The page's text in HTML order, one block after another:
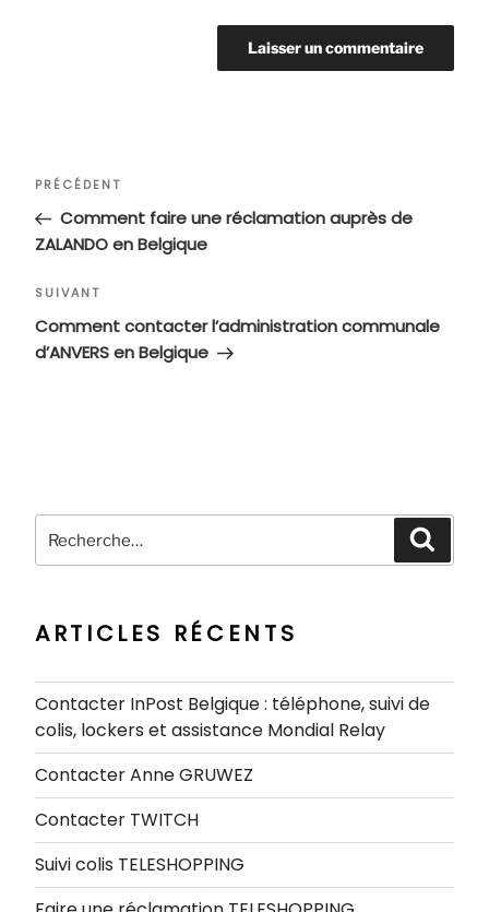
Navigation
l’article
Article
précédent
PRÉCÉDENT
Comment faire une réclamation auprès de
ZALANDO en Belgique
Article
suivant
SUIVANT
Comment contacter l’administration communale
d’ANVERS en Belgique
pour
ARTICLES RÉCENTS
Contacter InPost Belgique : téléphone, suivi de
colis, lockers et assistance Mondial Relay
Contacter Anne GRUWEZ
Contacter TWITCH
Suivi colis TELESHOPPING